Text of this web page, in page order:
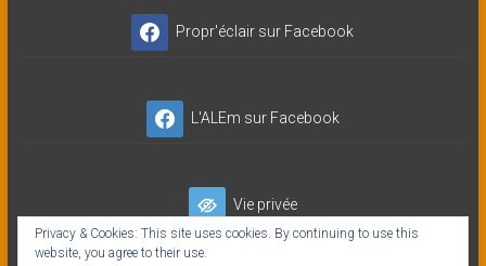
Propr'éclair sur Facebook
L'ALEm sur Facebook
Vie privée
Privacy & Cookies: This site uses cookies. By continuing to use this
website, you agree to their use.